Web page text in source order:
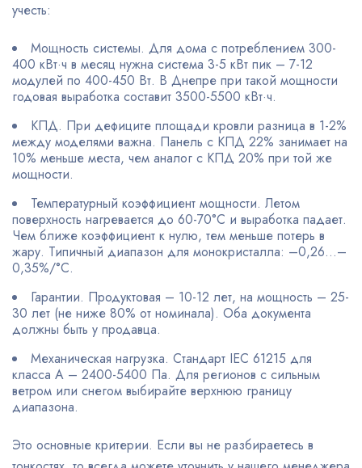
учесть:
Мощность системы. Для дома с потреблением 300-
400 кВт·ч в месяц нужна система 3-5 кВт пик – 7-12
модулей по 400-450 Вт. В Днепре при такой мощности
годовая выработка составит 3500-5500 кВт·ч.
КПД. При дефиците площади кровли разница в 1-2%
между моделями важна. Панель с КПД 22% занимает на
10% меньше места, чем аналог с КПД 20% при той же
мощности.
Температурный коэффициент мощности. Летом
поверхность нагревается до 60-70°C и выработка падает.
Чем ближе коэффициент к нулю, тем меньше потерь в
жару. Типичный диапазон для монокристалла: –0,26…–
0,35%/°C.
Гарантии. Продуктовая – 10-12 лет, на мощность – 25-
30 лет (не ниже 80% от номинала). Оба документа
должны быть у продавца.
Механическая нагрузка. Стандарт IEC 61215 для
класса A – 2400-5400 Па. Для регионов с сильным
ветром или снегом выбирайте верхнюю границу
диапазона.
Это основные критерии. Если вы не разбираетесь в